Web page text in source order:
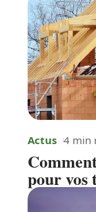
Actus 4 min
pour vos